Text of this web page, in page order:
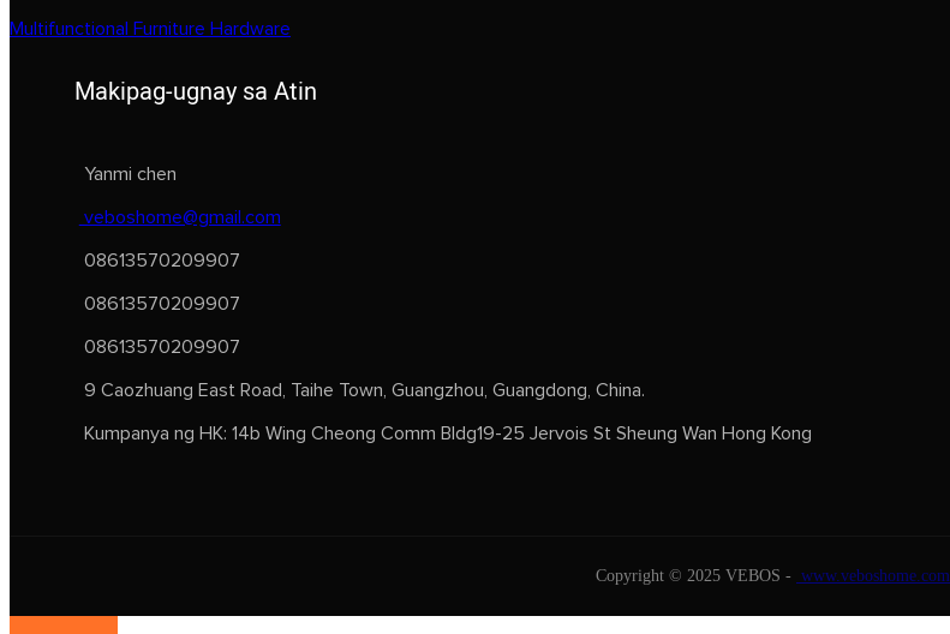
Multifunctional Furniture Hardware
Makipag-ugnay sa Atin
Yanmi chen
veboshome@gmail.com
08613570209907
08613570209907
08613570209907
9 Caozhuang East Road, Taihe Town, Guangzhou, Guangdong, China.
Kumpanya ng HK: 14b Wing Cheong Comm Bldg19-25 Jervois St Sheung Wan Hong Kong
Copyright © 2025 VEBOS - www.veboshome.com